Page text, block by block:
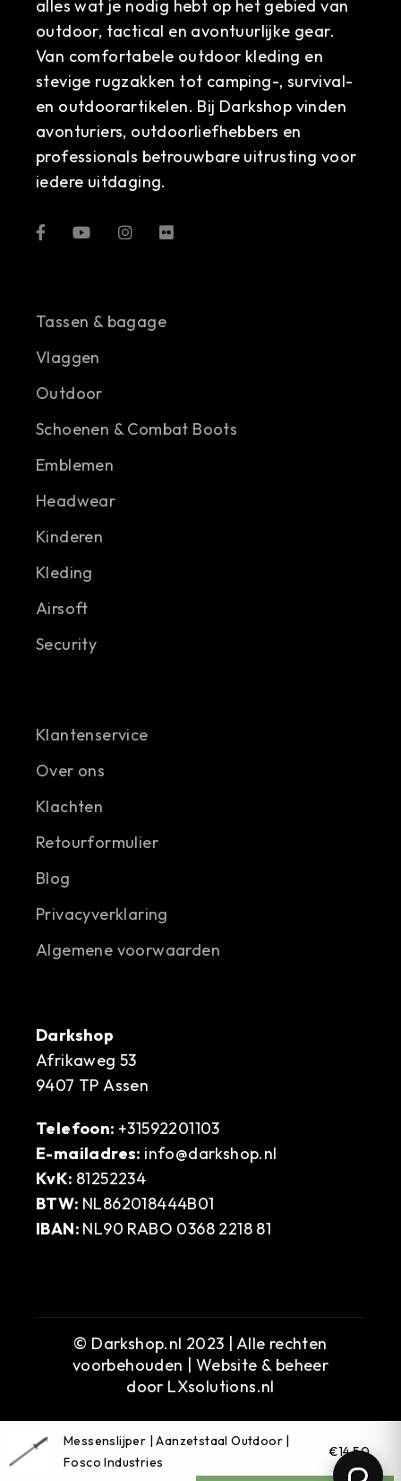
alles wat je nodig hebt op het gebied van
outdoor, tactical en avontuurlijke gear.
Van comfortabele outdoor kleding en
stevige rugzakken tot camping-, survival-
en outdoorartikelen. Bij Darkshop vinden
avonturiers, outdoorliefhebbers en
professionals betrouwbare uitrusting voor
iedere uitdaging.
Tassen & bagage
Vlaggen
Outdoor
Schoenen & Combat Boots
Emblemen
Headwear
Kinderen
Kleding
Airsoft
Security
Klantenservice
Over ons
Klachten
Retourformulier
Blog
Privacyverklaring
Algemene voorwaarden
Darkshop
Afrikaweg 53
9407 TP Assen
Telefoon: +31592201103
E-mailadres: info@darkshop.nl
KvK: 81252234
BTW: NL862018444B01
IBAN: NL90 RABO 0368 2218 81
© Darkshop.nl 2023 | Alle rechten
voorbehouden | Website & beheer
door LXsolutions.nl
Messenslijper | Aanzetstaal Outdoor |
Fosco Industries
€14,50